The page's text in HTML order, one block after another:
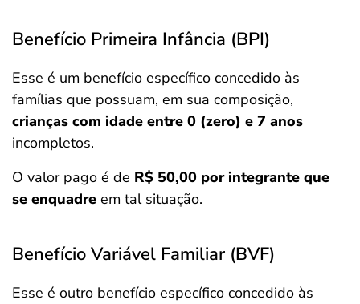
Benefício Primeira Infância (BPI)
Esse é um benefício específico concedido às
famílias que possuam, em sua composição,
crianças com idade entre 0 (zero) e 7 anos
incompletos.
O valor pago é de R$ 50,00 por integrante que
se enquadre em tal situação.
Benefício Variável Familiar (BVF)
Esse é outro benefício específico concedido às